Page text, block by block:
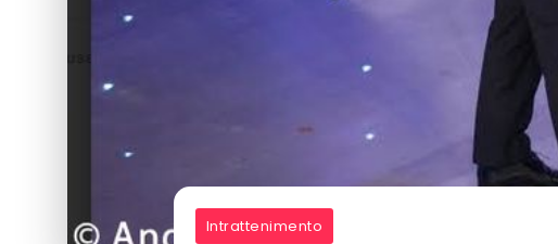
Intrattenimento